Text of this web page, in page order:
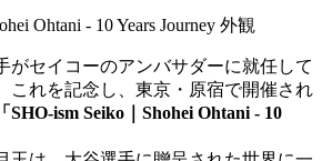
がセイコーのアンバサダーに就任して
これを記念し、東京・原宿で開催され
「SHO-ism Seiko｜Shohei Ohtani - 10